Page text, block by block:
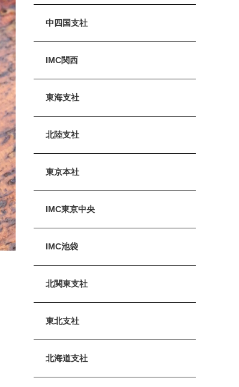
中四国支社
IMC関西
東海支社
北陸支社
東京本社
IMC東京中央
IMC池袋
北関東支社
東北支社
北海道支社